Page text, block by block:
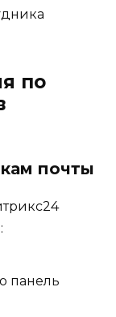
по
почты
панель